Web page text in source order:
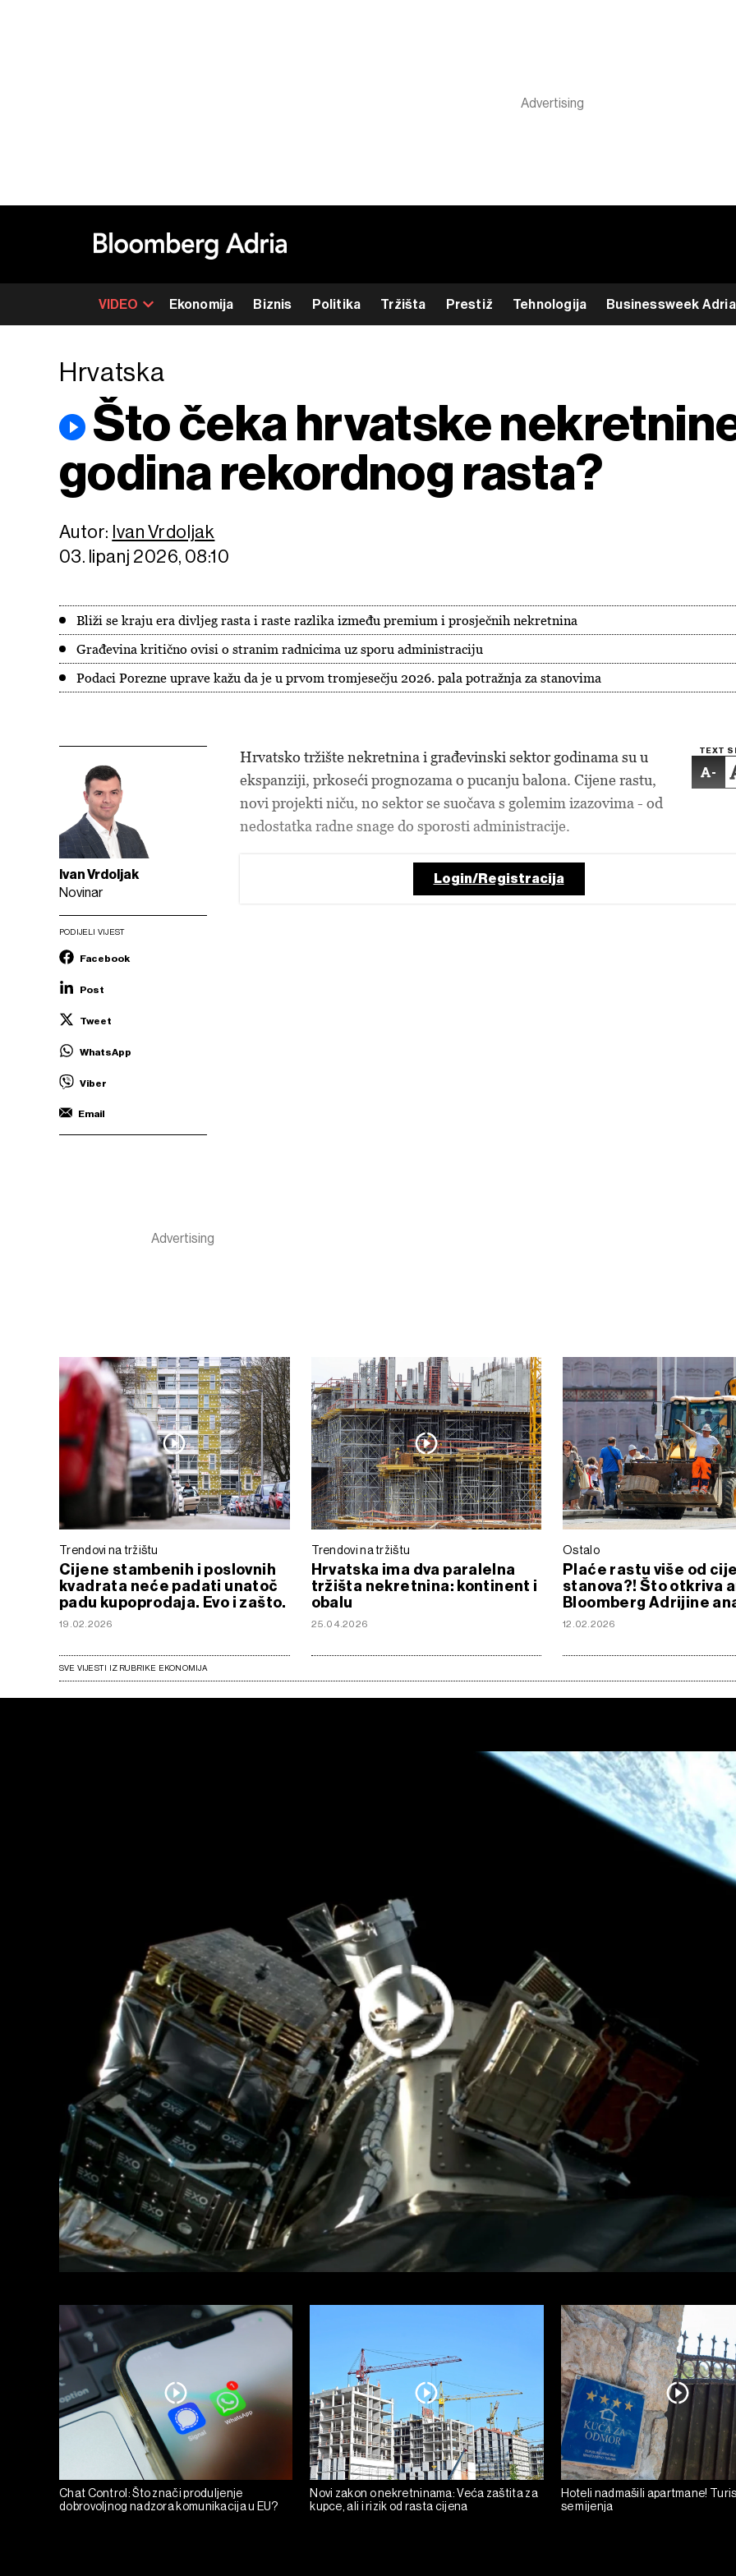
VIDEO Ekonomija Biznis Politika Tržišta Prestiž Tehnologija Businessweek Adria
Hrvatska
Što čeka hrvatske
godina rekordnog rasta?
Autor: Ivan Vrdoljak
03. lipanj 2026, 08:10
Bliži se kraju era divljeg rasta i raste razlika između premium i prosječnih nekretnina
Građevina kritično ovisi o stranim radnicima uz sporu administraciju
Podaci Porezne uprave kažu da je u prvom tromjesečju 2026. pala potražnja za stanovima
Ivan Vrdoljak
Novinar
PODIJELI VIJEST
Facebook
Post
Tweet
WhatsApp
Viber
Email
TEXT
-
Hrvatsko tržište nekretnina i građevinski sektor godinama su u
ekspanziji, prkoseći prognozama o pucanju balona. Cijene rastu,
novi projekti niču, no sektor se suočava s golemim izazovima - od
nedostatka radne snage do sporosti administracije.
Login/Registracija
Trendovi na tržištu
Cijene stambenih i poslovnih
kvadrata neće padati unatoč
padu kupoprodaja. Evo i zašto.
19.02.2026
Trendovi na tržištu
Hrvatska ima dva paralelna
tržišta nekretnina: kontinent i
obalu
25.04.2026
Ostalo
Plaće rastu više od
stanova?! Što otkriva
Bloomberg Adrijine
12.02.2026
SVE VIJESTI IZ RUBRIKE EKONOMIJA
Chat Control: Što znači produljenje
dobrovoljnog nadzora komunikacija u EU?
Novi zakon o nekretninama: Veća zaštita za
kupce, ali i rizik od rasta cijena
Hoteli nadmašili apartmane!
se mijenja